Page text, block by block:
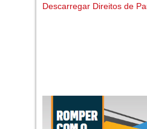
Descarregar Direitos de